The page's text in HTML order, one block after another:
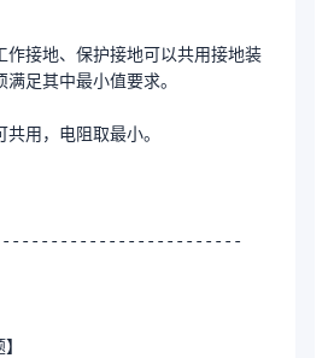
作接地、保护接地可以共用接地装
足其中最小值要求。
用，电阻取最小。